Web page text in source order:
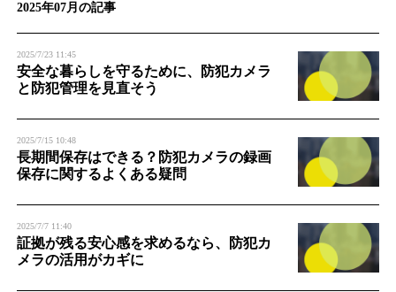
2025年07月の記事
2025/7/23 11:45
安全な暮らしを守るために、防犯カメラ
と防犯管理を見直そう
2025/7/15 10:48
長期間保存はできる？防犯カメラの録画
保存に関するよくある疑問
2025/7/7 11:40
証拠が残る安心感を求めるなら、防犯カ
メラの活用がカギに
n